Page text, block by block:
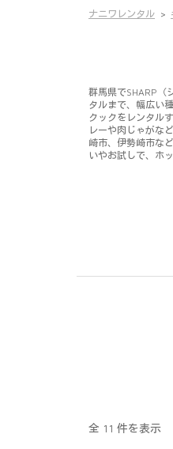
ナニワレンタル
群馬県でSHARP（
タルまで、幅広い
クックをレンタル
レーや肉じゃがな
崎市、伊勢崎市な
いやお試しで、ホ
全 11 件を表示